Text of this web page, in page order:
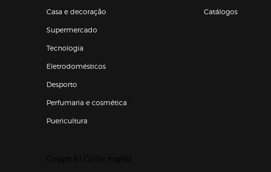
Casa e decoração
Supermercado
Tecnologia
Eletrodomésticos
Desporto
Perfumaria e cosmética
Puericultura
Catálogos